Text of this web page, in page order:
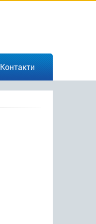
Контакти